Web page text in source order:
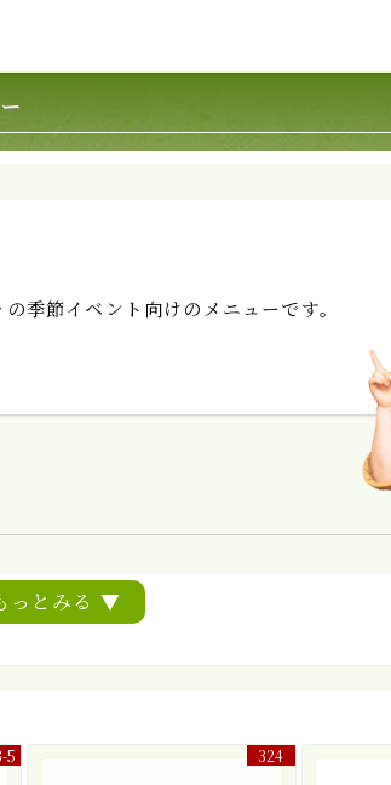
季節イベント向けのメニューです。
っとみる ▼
5 324